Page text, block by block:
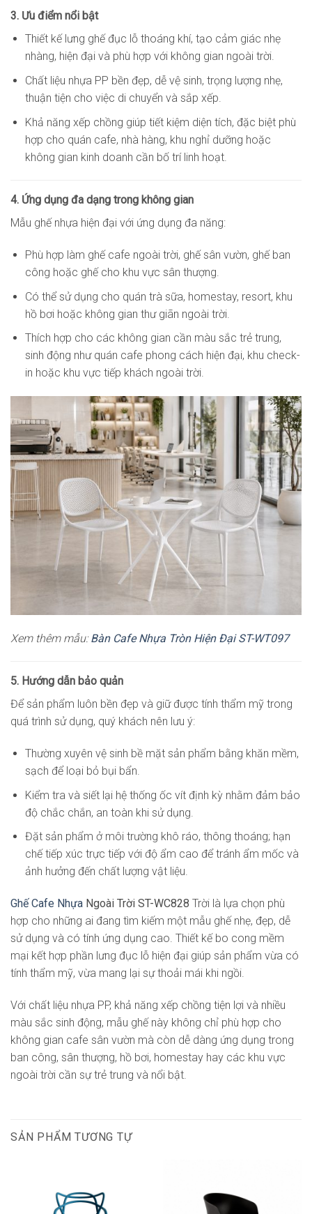
3. Ưu điểm nổi bật
Thiết kế lưng ghế đục lỗ thoáng khí, tạo cảm giác nhẹ
nhàng, hiện đại và phù hợp với không gian ngoài trời.
Chất liệu nhựa PP bền đẹp, dễ vệ sinh, trọng lượng nhẹ,
thuận tiện cho việc di chuyển và sắp xếp.
Khả năng xếp chồng giúp tiết kiệm diện tích, đặc biệt phù
hợp cho quán cafe, nhà hàng, khu nghỉ dưỡng hoặc
không gian kinh doanh cần bố trí linh hoạt.
4. Ứng dụng đa dạng trong không gian
Mẫu ghế nhựa hiện đại với ứng dụng đa năng:
Phù hợp làm ghế cafe ngoài trời, ghế sân vườn, ghế ban
công hoặc ghế cho khu vực sân thượng.
Có thể sử dụng cho quán trà sữa, homestay, resort, khu
hồ bơi hoặc không gian thư giãn ngoài trời.
Thích hợp cho các không gian cần màu sắc trẻ trung,
sinh động như quán cafe phong cách hiện đại, khu check-
in hoặc khu vực tiếp khách ngoài trời.
Xem thêm mẫu: Bàn Cafe Nhựa Tròn Hiện Đại ST-WT097
5. Hướng dẫn bảo quản
Để sản phẩm luôn bền đẹp và giữ được tính thẩm mỹ trong
quá trình sử dụng, quý khách nên lưu ý:
Thường xuyên vệ sinh bề mặt sản phẩm bằng khăn mềm,
sạch để loại bỏ bụi bẩn.
Kiểm tra và siết lại hệ thống ốc vít định kỳ nhằm đảm bảo
độ chắc chắn, an toàn khi sử dụng.
Đặt sản phẩm ở môi trường khô ráo, thông thoáng; hạn
chế tiếp xúc trực tiếp với độ ẩm cao để tránh ẩm mốc và
ảnh hưởng đến chất lượng vật liệu.
Ghế Cafe Nhựa Ngoài Trời ST-WC828 Trời là lựa chọn phù
hợp cho những ai đang tìm kiếm một mẫu ghế nhẹ, đẹp, dễ
sử dụng và có tính ứng dụng cao. Thiết kế bo cong mềm
mại kết hợp phần lưng đục lỗ hiện đại giúp sản phẩm vừa có
tính thẩm mỹ, vừa mang lại sự thoải mái khi ngồi.
Với chất liệu nhựa PP, khả năng xếp chồng tiện lợi và nhiều
màu sắc sinh động, mẫu ghế này không chỉ phù hợp cho
không gian cafe sân vườn mà còn dễ dàng ứng dụng trong
ban công, sân thượng, hồ bơi, homestay hay các khu vực
ngoài trời cần sự trẻ trung và nổi bật.
SẢN PHẨM TƯƠNG TỰ